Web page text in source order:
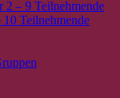
2 – 9 Teilnehmende
10 Teilnehmende